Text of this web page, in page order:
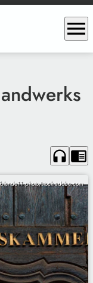
menu
headphones chrome_reader_mode
stock.adobe.com